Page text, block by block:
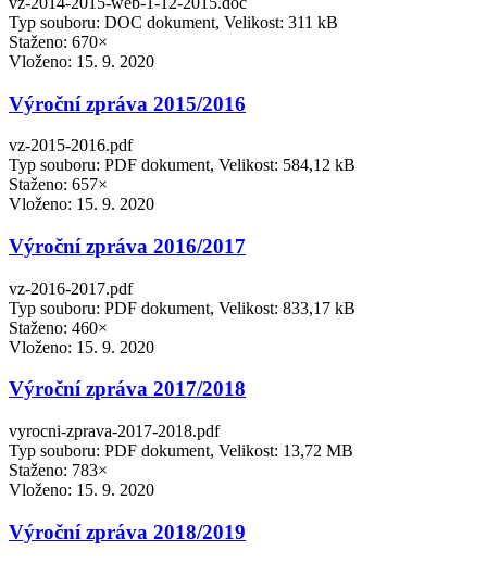
Typ souboru: DOC dokument, Velikost: 311 kB
Staženo: 670×
Vloženo: 15. 9. 2020
Výroční zpráva 2015/2016
vz-2015-2016.pdf
Typ souboru: PDF dokument, Velikost: 584,12 kB
Staženo: 657×
Vloženo: 15. 9. 2020
Výroční zpráva 2016/2017
vz-2016-2017.pdf
Typ souboru: PDF dokument, Velikost: 833,17 kB
Staženo: 460×
Vloženo: 15. 9. 2020
Výroční zpráva 2017/2018
vyrocni-zprava-2017-2018.pdf
Typ souboru: PDF dokument, Velikost: 13,72 MB
Staženo: 783×
Vloženo: 15. 9. 2020
Výroční zpráva 2018/2019